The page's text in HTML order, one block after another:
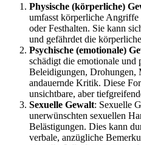
Physische (körperliche)
umfasst körperliche Angriffe
oder Festhalten. Sie kann
und gefährdet die
Psychische (emotionale)
schädigt die emotionale und
Beleidigungen, Drohungen,
andauernde Kritik. Diese
unsichtbare, aber
Sexuelle Gewalt: Sexuelle
unerwünschten sexuellen
Belästigungen. Dies kann
verbale, anzügliche